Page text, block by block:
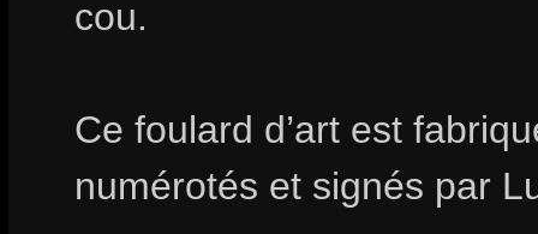
cou.
Ce foulard d’art est
numérotés et signés par